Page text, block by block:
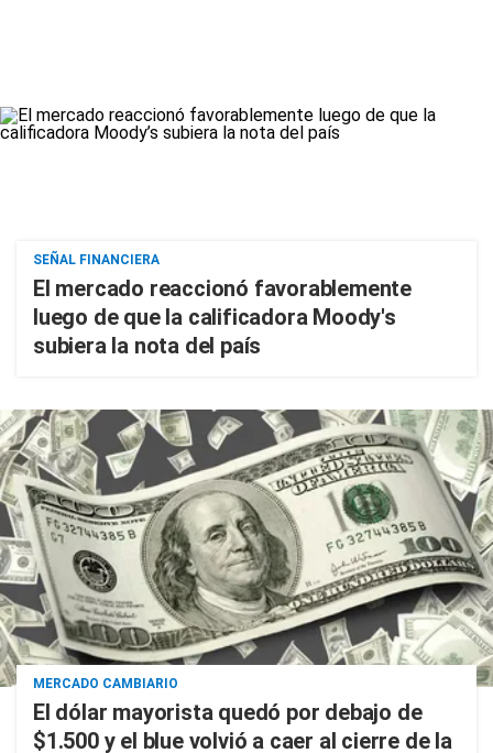
SEÑAL FINANCIERA
El mercado reaccionó favorablemente
luego de que la calificadora Moody's
subiera la nota del país
MERCADO CAMBIARIO
El dólar mayorista quedó por debajo de
$1.500 y el blue volvió a caer al cierre de la